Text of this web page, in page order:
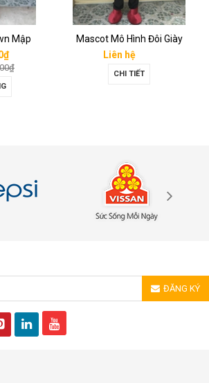
Mập
Mascot Mô Hình Đôi Giày
Liên hệ
CHI TIẾT
ĐĂNG KÝ